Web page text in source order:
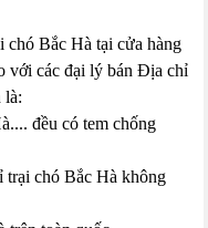
Bắc Hà tại cửa hàng
với các đại lý bán Địa chỉ
là:
đều có tem chống
chó Bắc Hà không